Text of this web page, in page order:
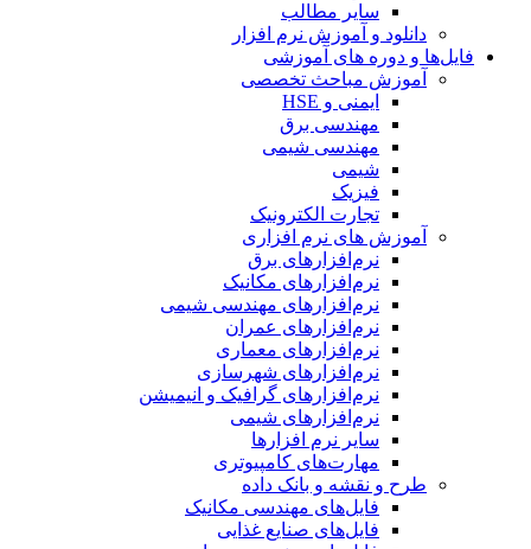
سایر مطالب
دانلود و آموزش نرم افزار
فایل‌ها و دوره های آموزشی
آموزش مباحث تخصصی
ایمنی و HSE
مهندسی برق
مهندسی شیمی
شیمی
فیزیک
تجارت الکترونیک
آموزش های نرم افزاری
نرم‌افزارهای برق
نرم‌افزارهای مکانیک
نرم‌افزارهای مهندسی شیمی
نرم‌افزارهای عمران
نرم‌افزارهای معماری
نرم‌افزارهای شهرسازی
نرم‌افزارهای گرافیک و انیمیشن
نرم‌افزارهای شیمی
سایر نرم افزارها
مهارت‌های کامپیوتری
طرح و نقشه و بانک داده
فایل‌های مهندسی مکانیک
فایل‌های صنایع غذایی